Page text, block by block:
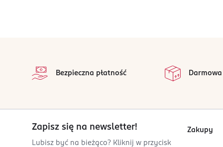
PL-Polska
5 903900 966597
Bezpieczna płatność
Zapisz się na newsletter!
Lubisz być na bieżąco? Kliknij w przycisk
Zakupy